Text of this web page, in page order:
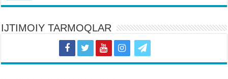
IJTIMOIY TARMOQLAR